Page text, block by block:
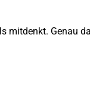
mitdenkt. Genau